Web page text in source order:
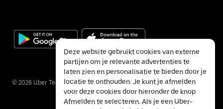
© 2026 Uber Technologies Inc.
Deze website gebruikt cookies van externe
partijen om je relevante advertenties te
laten zien en personalisatie te bieden door je
locatie te onthouden. Je kunt je afmelden
voor deze cookies door hieronder de knop
Afmelden te selecteren. Als je een Uber-